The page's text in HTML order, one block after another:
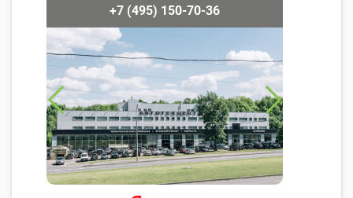
+7 (495) 150-70-36